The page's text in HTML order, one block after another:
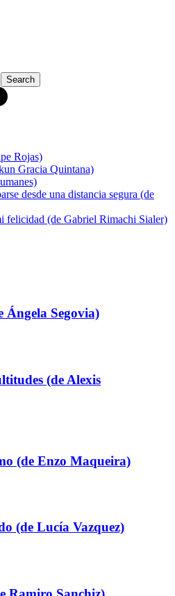
Search
Rojas)
Gracia Quintana)
desde una distancia segura (de
felicidad (de Gabriel Rimachi Sialer)
Ángela Segovia)
(de Alexis
(de Enzo Maqueira)
(de Lucía Vazquez)